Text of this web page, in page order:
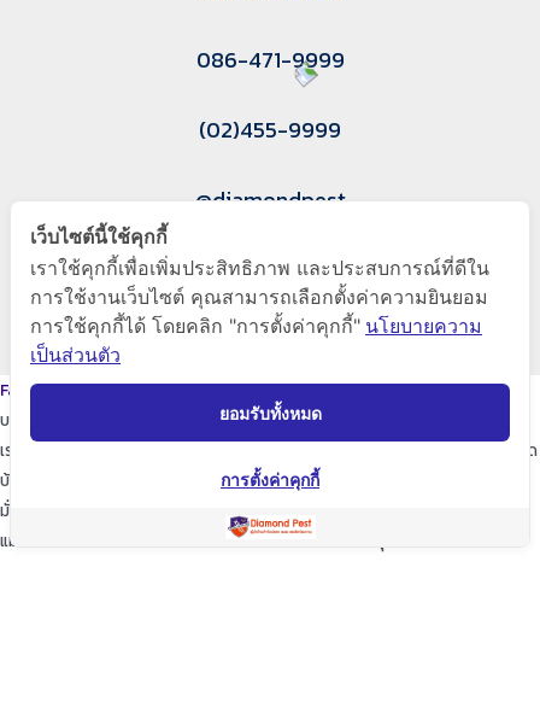
086-471-9999
(02)455-9999
@diamondpest
Diamond Pest Control
www.diamondpest.com
FacebookLineEnvelope
บริการของเรา
เราจะพัฒนาการบริการให้กับลูกค้าดียิ่งขึ้นในทุกๆด้าน ให้เราดูแลใส่ใจทุกรายละเอียด
บ้านของท่านก็เปรียบเสมือนบ้านของเรา
มั่นใจในเรามั่นใจใน “ไดมอนด์แพลนเนท” บริการเป็นเลิศ ผู้นำด้านการกำจัดปลวก
แมลง และสัตว์รบกวนต่างๆ ปลอดภัยต่อบ้านและครอบครัวคุณอย่างแน่นอน
เว็บไซต์นี้ใช้คุกกี้
เราใช้คุกกี้เพื่อเพิ่มประสิทธิภาพ และประสบการณ์ที่ดีใน
การใช้งานเว็บไซต์ คุณสามารถเลือกตั้งค่าความยินยอม
การใช้คุกกี้ได้ โดยคลิก "การตั้งค่าคุกกี้" นโยบายความ
เป็นส่วนตัว
ยอมรับทั้งหมด
การตั้งค่าคุกกี้